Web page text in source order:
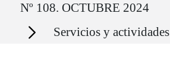
Nº 108. OCTUBRE 2024
Secciones Servicios y actividades